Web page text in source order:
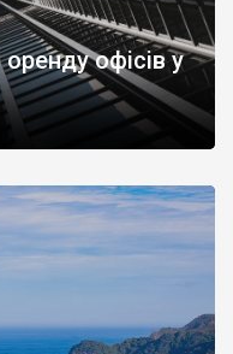
офісів у